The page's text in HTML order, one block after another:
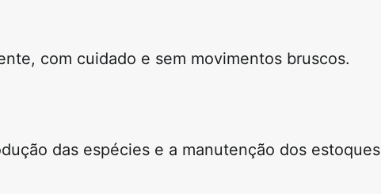
, com cuidado e sem movimentos bruscos.
das espécies e a manutenção dos estoques